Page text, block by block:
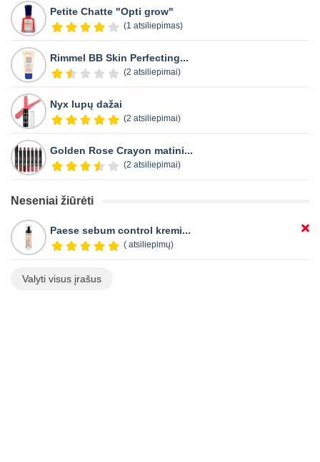
Petite Chatte "Opti grow"
(1 atsiliepimas)
Rimmel BB Skin Perfecting...
(2 atsiliepimai)
Nyx lupų dažai
(2 atsiliepimai)
Golden Rose Crayon matini...
(2 atsiliepimai)
Neseniai žiūrėti
Paese sebum control kremi...
( atsiliepimų)
Valyti visus įrašus